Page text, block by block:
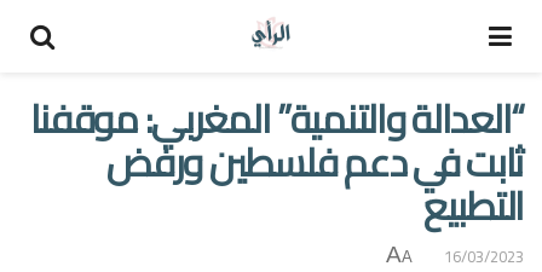
“العدالة والتنمية” المغربي: موقفنا
ثابت في دعم فلسطين ورفض
التطبيع
16/03/2023
A
A